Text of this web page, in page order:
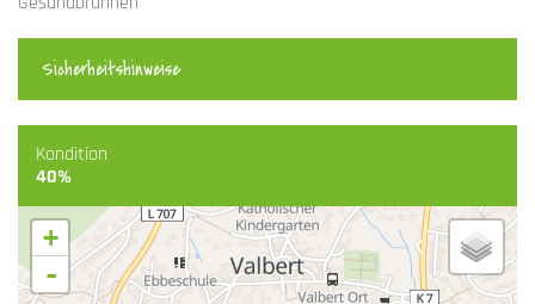
Sicherheitshinweise
Kondition
40%
+
-